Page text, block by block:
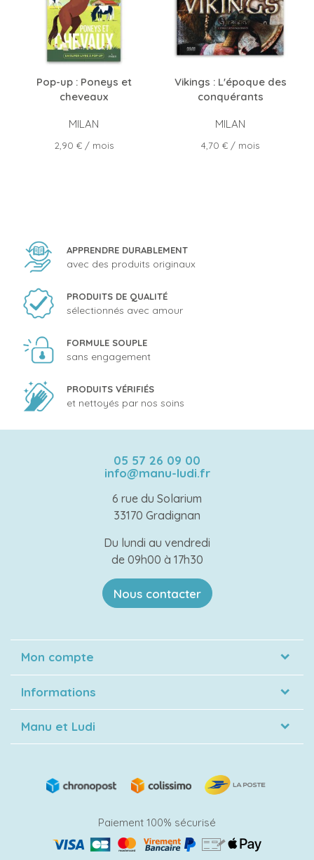
Pop-up : Poneys et
cheveaux
MILAN
Prix
2,90 €/ mois
Vikings : L'époque des
conquérants
MILAN
Prix
4,70 € / mois
APPRENDRE DURABLEMENT
avec des produits originaux
PRODUITS DE QUALITÉ
sélectionnés avec amour
FORMULE SOUPLE
sans engagement
PRODUITS VÉRIFIÉS
et nettoyés par nos soins
05 57 26 09 00
info@manu-ludi.fr
6 rue du Solarium
33170 Gradignan
Du lundi au vendredi
de 09h00 à 17h30
Nous contacter
Mon compte
Informations
Manu et Ludi
Paiement 100% sécurisé